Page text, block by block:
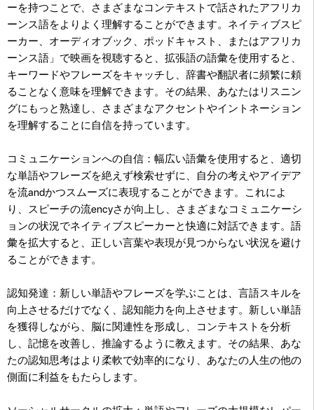
ーを持つことで、さまざまなコンテキストで話されたアフリカ
ーンス語をよりよく理解することができます。ネイティブスピ
ーカー、オーディオブック、ポッドキャスト、またはアフリカ
ーンス語」で映画を視聴すると、拡張語の語彙を使用すると、
キーワードやフレーズをキャッチし、辞書や翻訳者に頻繁に頼
ることなく意味を理解できます。その結果、あなたはリスニン
グにもっと熟達し、さまざまなアクセントやイントネーション
を理解することに自信を持っています。
コミュニケーションへの自信：幅広い語彙を使用すると、適切
な単語やフレーズを絶えず検索せずに、自分の考えやアイデア
を流andかつスムーズに表現することができます。これによ
り、スピーチの流encyさが向上し、さまざまなコミュニケーシ
ョンの状況でネイティブスピーカーと快適に対話できます。語
彙を拡大すると、正しい言葉や表現が見つからない状況を避け
ることができます。
認知発達：新しい単語やフレーズを学ぶことは、言語スキルを
向上させるだけでなく、認知能力を向上させます。新しい単語
を獲得しながら、脳に関連性を形成し、コンテキストを分析
し、記憶を改善し、推論するように教えます。その結果、あな
たの認知思考はより柔軟で効率的になり、あなたの人生の他の
側面に利益をもたらします。